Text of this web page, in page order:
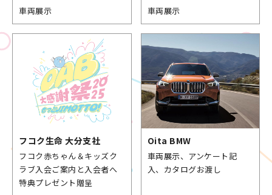
車両展示 車両展示
フコク生命大分支社
フコク赤ちゃん＆キッズク
ラブ入会ご案内と入会者へ
特典プレゼント贈呈
Oita BMW
車両展示、アンケート記
入、カタログお渡し